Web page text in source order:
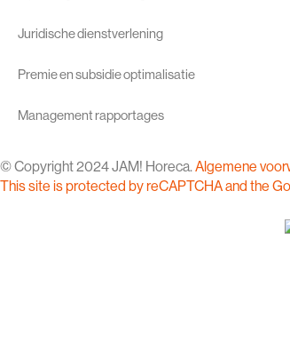
Juridische dienstverlening
Premie en subsidie optimalisatie
Management rapportages
© Copyright 2024 JAM! Horeca.Algemene
This site is protected by reCAPTCHA and the